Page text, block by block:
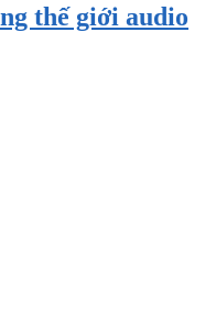
thế giới audio